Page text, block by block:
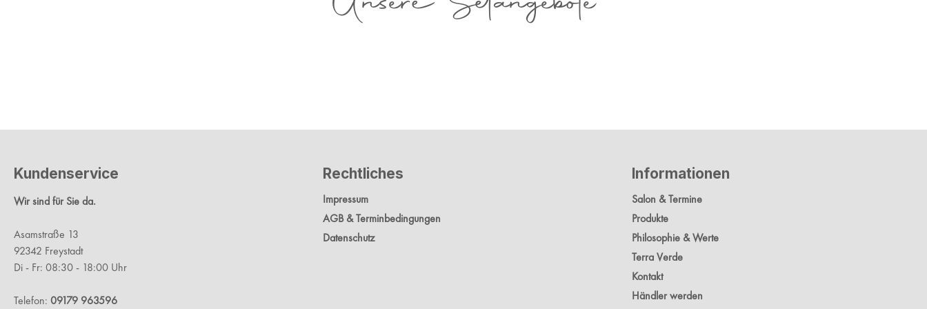
Kundenservice
Wir sind für Sie da.
Asamstraße 13
92342 Freystadt
Di - Fr: 08:30 - 18:00 Uhr
Telefon: 09179 963596
Rechtliches
Impressum
AGB & Terminbedingungen
Datenschutz
Informationen
Salon & Termine
Produkte
Philosophie & Werte
Terra Verde
Kontakt
Händler werden